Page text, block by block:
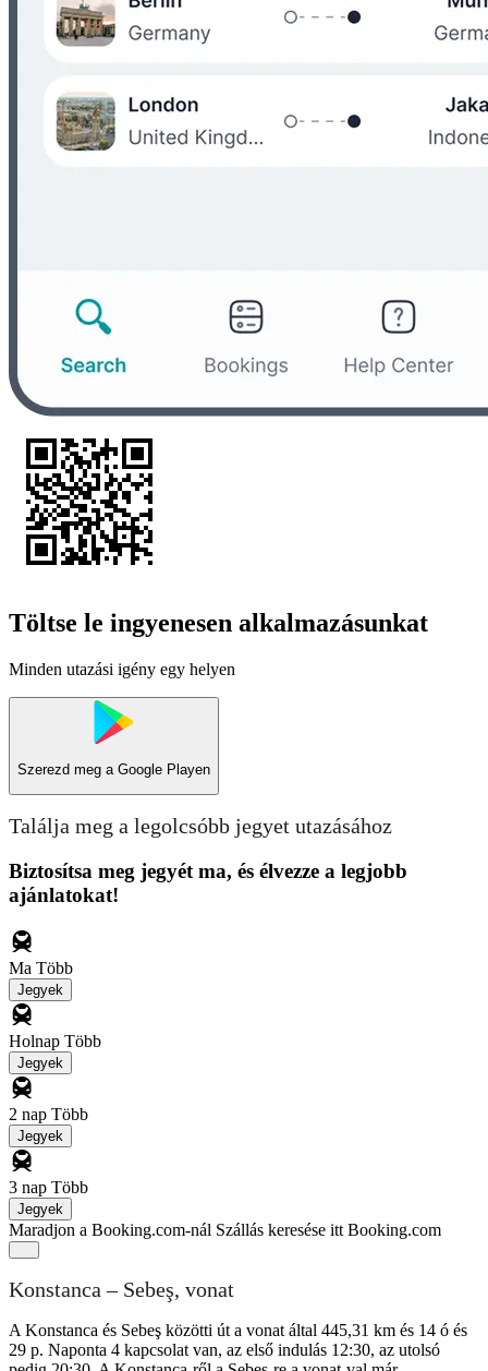
Töltse le ingyenesen alkalmazásunkat
Minden utazási igény egy helyen
Szerezd meg a Google Playen
Találja meg a legolcsóbb jegyet utazásához
Biztosítsa meg jegyét ma, és élvezze a legjobb
ajánlatokat!
Ma Több
Jegyek
Holnap Több
Jegyek
2 nap Több
Jegyek
3 nap Több
Jegyek
Maradjon a Booking.com-nál Szállás keresése itt Booking.com
Konstanca – Sebeş, vonat
A Konstanca és Sebeş közötti út a vonat által 445,31 km és 14 ó és
29 p. Naponta 4 kapcsolat van, az első indulás 12:30, az utolsó